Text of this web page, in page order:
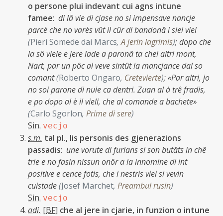
o persone plui indevant cui agns intune
famee: di lâ vie di cjase no si impensave nancje
parcè che no varès vût il cûr di bandonâ i siei viei
(Pieri Somede dai Marcs,A jerin lagrimis);dopo che
la sô viele e jere lade a paronâ ta chel altri mont,
Nart, par un pôc al veve sintût la mancjance dal so
comant(Roberto Ongaro, Cretevierte);«Par altri, jo
no soi parone di nuie ca dentri. Zuan al à trê fradis,
e po dopo al è il vieli, che al comande a bachete»
(Carlo Sgorlon, Prime di sere)
Sin. vecjo
s.m. tal pl., lis personis des gjenerazions
passadis: une vorute di furlans si son butâts in chê
trie e no fasin nissun onôr a la innomine di int
positive e cence fotis, che i nestris viei si vevin
cuistade(Josef Marchet, Preambul rusin)
Sin. vecjo
adi. [BF] che al jere in cjarie, in funzion o intune